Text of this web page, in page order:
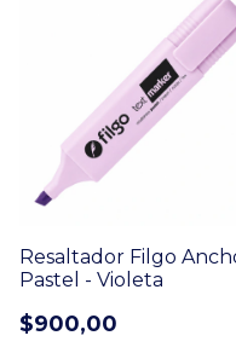
Resaltador Filgo
Pastel - Violeta
$900,00